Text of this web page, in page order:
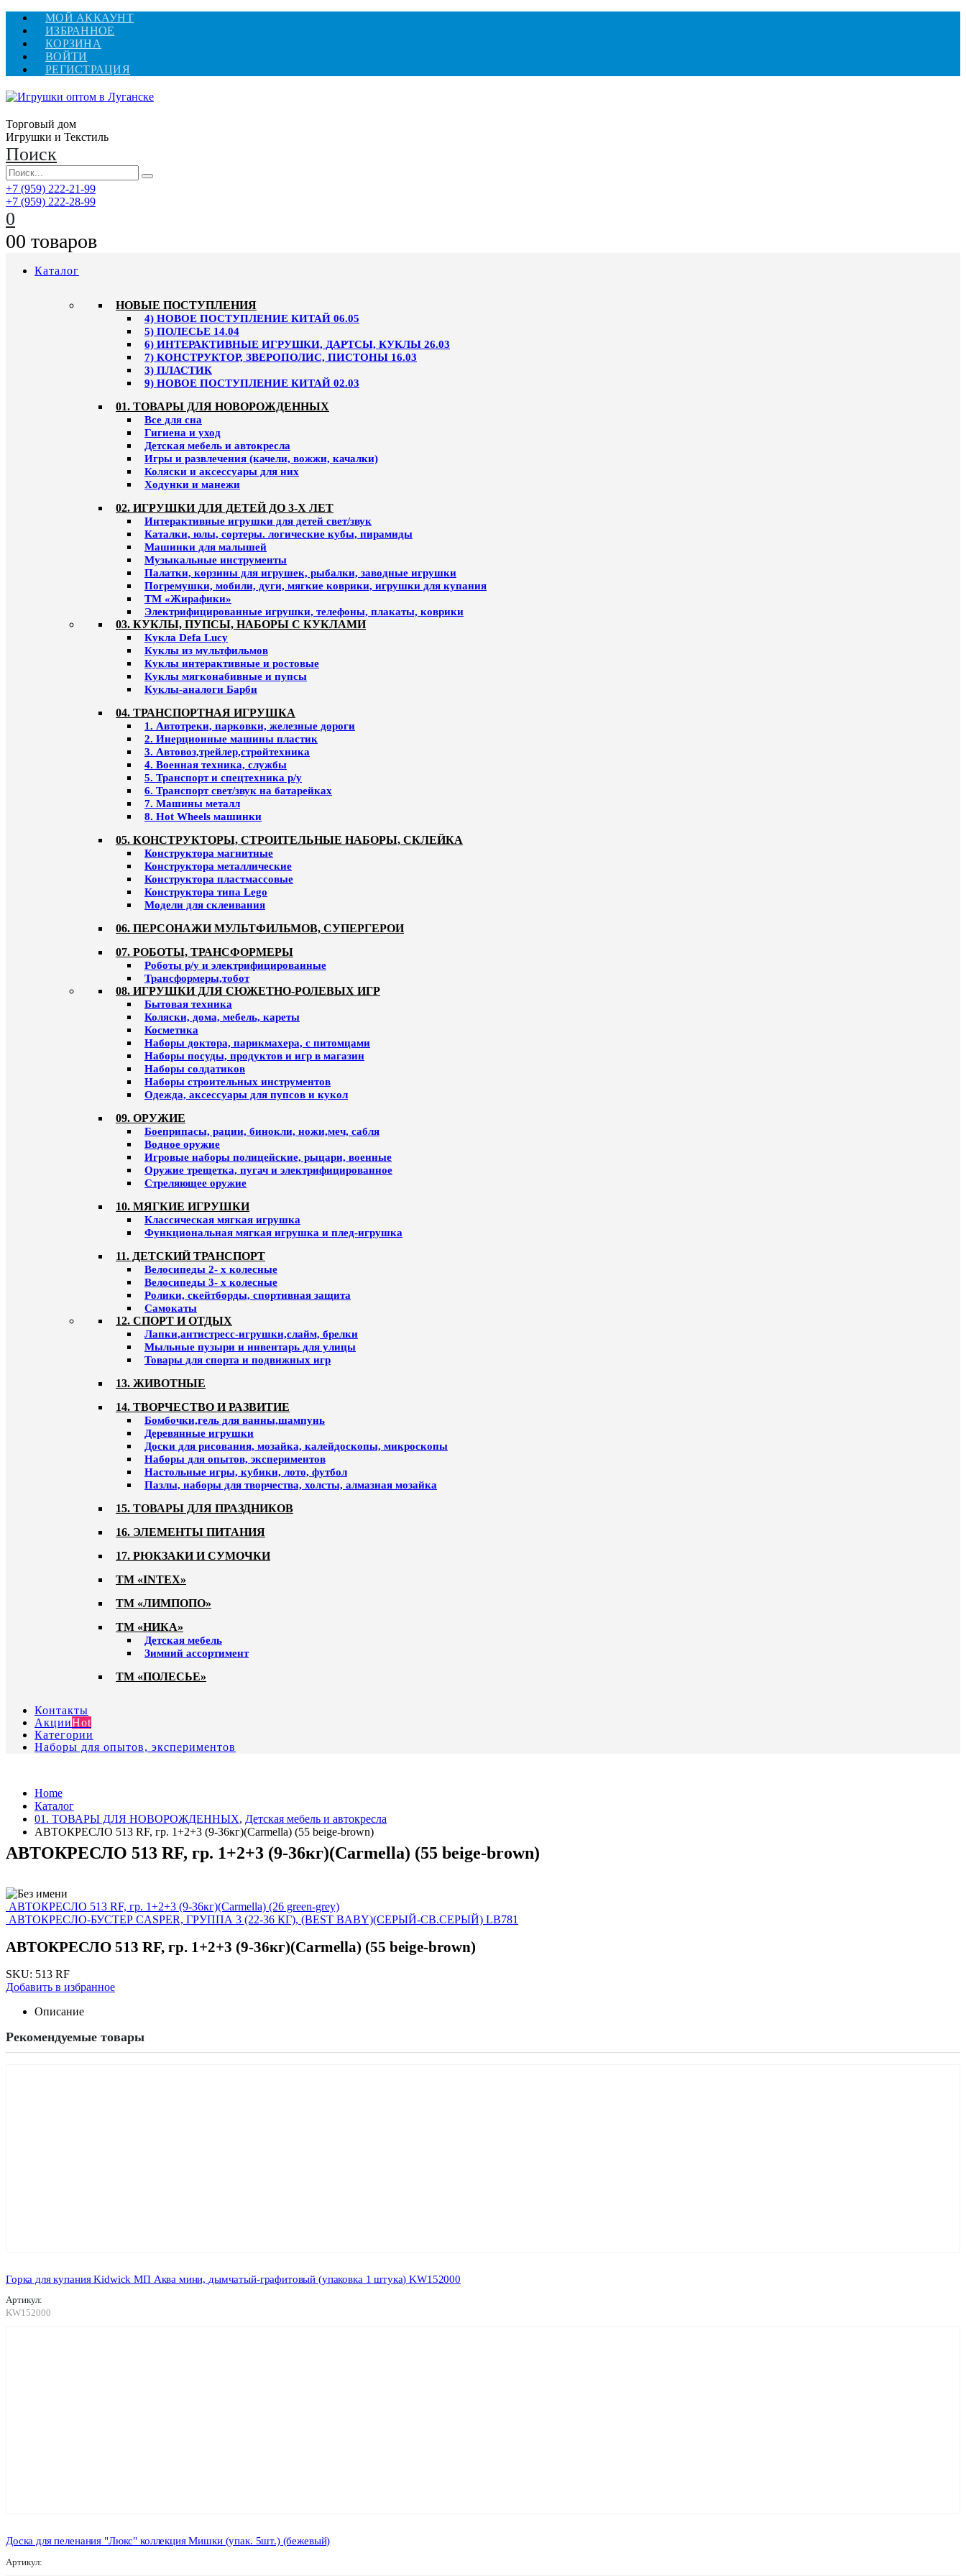
МОЙ АККАУНТ
ИЗБРАННОЕ
КОРЗИНА
ВОЙТИ
РЕГИСТРАЦИЯ
Торговый дом
Игрушки и Текстиль
Поиск
+7 (959) 222-21-99
+7 (959) 222-28-99
0
00 товаров
Каталог
НОВЫЕ ПОСТУПЛЕНИЯ
4) НОВОЕ ПОСТУПЛЕНИЕ КИТАЙ 06.05
5) ПОЛЕСЬЕ 14.04
6) ИНТЕРАКТИВНЫЕ ИГРУШКИ, ДАРТСЫ, КУКЛЫ 26.03
7) КОНСТРУКТОР, ЗВЕРОПОЛИС, ПИСТОНЫ 16.03
3) ПЛАСТИК
9) НОВОЕ ПОСТУПЛЕНИЕ КИТАЙ 02.03
01. ТОВАРЫ ДЛЯ НОВОРОЖДЕННЫХ
Все для сна
Гигиена и уход
Детская мебель и автокресла
Игры и развлечения (качели, вожжи, качалки)
Коляски и аксессуары для них
Ходунки и манежи
02. ИГРУШКИ ДЛЯ ДЕТЕЙ ДО 3-Х ЛЕТ
Интерактивные игрушки для детей свет/звук
Каталки, юлы, сортеры. логические кубы, пирамиды
Машинки для малышей
Музыкальные инструменты
Палатки, корзины для игрушек, рыбалки, заводные игрушки
Погремушки, мобили, дуги, мягкие коврики, игрушки для купания
ТМ «Жирафики»
Электрифицированные игрушки, телефоны, плакаты, коврики
03. КУКЛЫ, ПУПСЫ, НАБОРЫ С КУКЛАМИ
Кукла Defa Lucy
Куклы из мультфильмов
Куклы интерактивные и ростовые
Куклы мягконабивные и пупсы
Куклы-аналоги Барби
04. ТРАНСПОРТНАЯ ИГРУШКА
1. Автотреки, парковки, железные дороги
2. Инерционные машины пластик
3. Автовоз,трейлер,стройтехника
4. Военная техника, службы
5. Транспорт и спецтехника р/у
6. Транспорт свет/звук на батарейках
7. Машины металл
8. Hot Wheels машинки
05. КОНСТРУКТОРЫ, СТРОИТЕЛЬНЫЕ НАБОРЫ, СКЛЕЙКА
Конструктора магнитные
Конструктора металлические
Конструктора пластмассовые
Конструктора типа Lego
Модели для склеивания
06. ПЕРСОНАЖИ МУЛЬТФИЛЬМОВ, СУПЕРГЕРОИ
07. РОБОТЫ, ТРАНСФОРМЕРЫ
Роботы р/у и электрифицированные
Трансформеры,тобот
08. ИГРУШКИ ДЛЯ СЮЖЕТНО-РОЛЕВЫХ ИГР
Бытовая техника
Коляски, дома, мебель, кареты
Косметика
Наборы доктора, парикмахера, с питомцами
Наборы посуды, продуктов и игр в магазин
Наборы солдатиков
Наборы строительных инструментов
Одежда, аксессуары для пупсов и кукол
09. ОРУЖИЕ
Боеприпасы, рации, бинокли, ножи,меч, сабля
Водное оружие
Игровые наборы полицейские, рыцари, военные
Оружие трещетка, пугач и электрифицированное
Стреляющее оружие
10. МЯГКИЕ ИГРУШКИ
Классическая мягкая игрушка
Функциональная мягкая игрушка и плед-игрушка
11. ДЕТСКИЙ ТРАНСПОРТ
Велосипеды 2- х колесные
Велосипеды 3- х колесные
Ролики, скейтборды, спортивная защита
Самокаты
12. СПОРТ И ОТДЫХ
Лапки,антистресс-игрушки,слайм, брелки
Мыльные пузыри и инвентарь для улицы
Товары для спорта и подвижных игр
13. ЖИВОТНЫЕ
14. ТВОРЧЕСТВО И РАЗВИТИЕ
Бомбочки,гель для ванны,шампунь
Деревянные игрушки
Доски для рисования, мозайка, калейдоскопы, микроскопы
Наборы для опытов, экспериментов
Настольные игры, кубики, лото, футбол
Пазлы, наборы для творчества, холсты, алмазная мозайка
15. ТОВАРЫ ДЛЯ ПРАЗДНИКОВ
16. ЭЛЕМЕНТЫ ПИТАНИЯ
17. РЮКЗАКИ И СУМОЧКИ
ТМ «INTEX»
ТМ «ЛИМПОПО»
ТМ «НИКА»
Детская мебель
Зимний ассортимент
ТМ «ПОЛЕСЬЕ»
Контакты
АкцииHot
Категории
Наборы для опытов, экспериментов
Home
Каталог
01. ТОВАРЫ ДЛЯ НОВОРОЖДЕННЫХ, Детская мебель и автокресла
АВТОКРЕСЛО 513 RF, гр. 1+2+3 (9-36кг)(Carmella) (55 beige-brown)
АВТОКРЕСЛО 513 RF, гр. 1+2+3 (9-36кг)(Carmella) (55 beige-brown)
АВТОКРЕСЛО 513 RF, гр. 1+2+3 (9-36кг)(Carmella) (26 green-grey)
АВТОКРЕСЛО-БУСТЕР CASPER, ГРУППА 3 (22-36 КГ), (BEST BABY)(СЕРЫЙ-СВ.СЕРЫЙ) LB781
АВТОКРЕСЛО 513 RF, гр. 1+2+3 (9-36кг)(Carmella) (55 beige-brown)
SKU: 513 RF
Добавить в избранное
Описание
Рекомендуемые товары
Горка для купания Kidwick МП Аква мини, дымчатый-графитовый (упаковка 1 штука) KW152000
Артикул:
KW152000
Доска для пеленания "Люкс" коллекция Мишки (упак. 5шт.) (бежевый)
Артикул: